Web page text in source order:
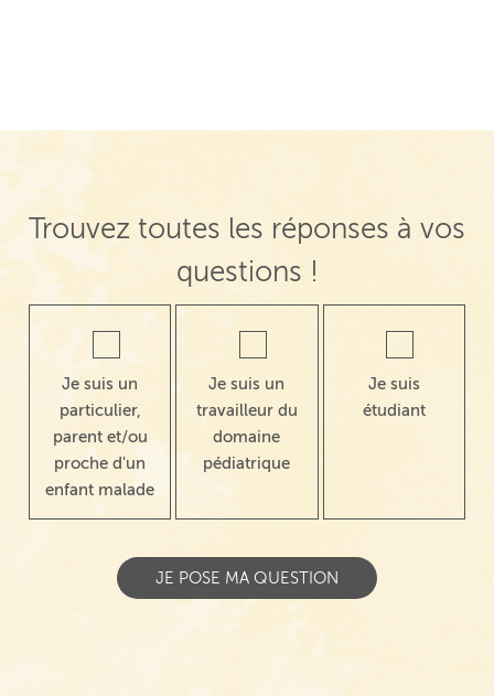
Trouvez toutes les réponses à vos
questions !
Je suis un
particulier,
parent et/ou
proche d'un
enfant malade
Je suis un
travailleur du
domaine
pédiatrique
Je suis
étudiant